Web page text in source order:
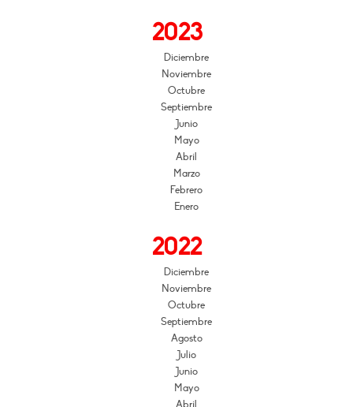
2023
Diciembre
Noviembre
Octubre
Septiembre
Junio
Mayo
Abril
Marzo
Febrero
Enero
2022
Diciembre
Noviembre
Octubre
Septiembre
Agosto
Julio
Junio
Mayo